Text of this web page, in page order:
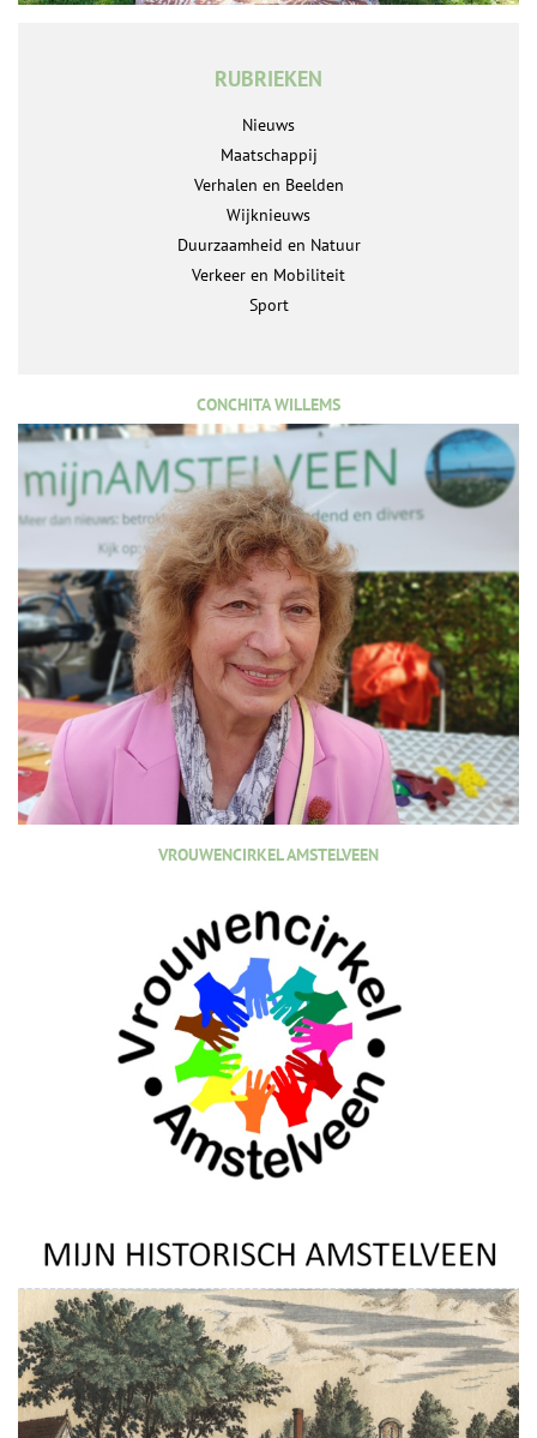
RUBRIEKEN
Nieuws
Maatschappij
Verhalen en Beelden
Wijknieuws
Duurzaamheid en Natuur
Verkeer en Mobiliteit
Sport
CONCHITA WILLEMS
VROUWENCIRKEL AMSTELVEEN